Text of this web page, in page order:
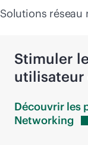
Solutions réseau
Stimuler
utilisateur
Découvrir les
Networking